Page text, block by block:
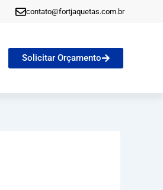
contato@fortjaquetas.com.br
Solicitar Orçamento